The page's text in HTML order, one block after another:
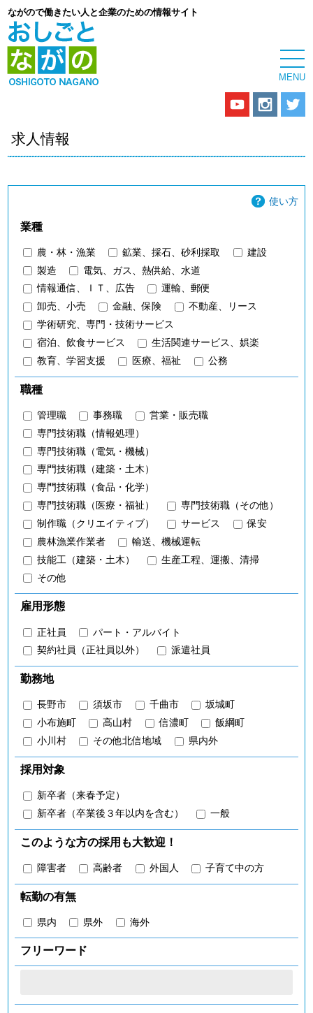
ながので働きたい人と企業のための情報サイト
求人情報
使い方
業種
農・林・漁業 鉱業、採石、砂利採取
建設
製造
電気、ガス、熱供給、水道
情報通信、ＩＴ、広告
運輸、郵便
卸売、小売
金融、保険
不動産、リース
学術研究、専門・技術サービス
宿泊、飲食サービス
生活関連サービス、娯楽
教育、学習支援
医療、福祉 公務
職種
管理職 事務職
営業・販売職
専門技術職（情報処理）
専門技術職（電気・機械）
専門技術職（建築・土木）
専門技術職（食品・化学）
専門技術職（医療・福祉）
専門技術職（その他）
制作職（クリエイティブ）
サービス
保安
農林漁業作業者
輸送、機械運転
技能工（建築・土木）
生産工程、運搬、清掃
その他
雇用形態
正社員
パート・アルバイト
契約社員（正社員以外）
派遣社員
勤務地
長野市 須坂市 千曲市
坂城町
小布施町
高山村 信濃町
飯綱町
小川村
その他北信地域 県内外
採用対象
新卒者（来春予定）
新卒者（卒業後３年以内を含む）
一般
このような方の採用も大歓迎！
障害者 高齢者 外国人 子育て中の方
転勤の有無
県内 県外 海外
フリーワード